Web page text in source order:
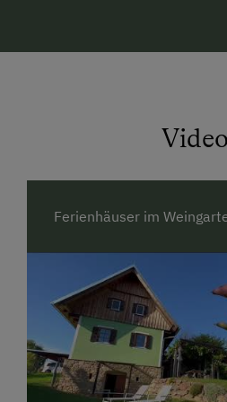
Auf Wunsch gibt es
Wir freuen uns auf unsere
Urlaubstage.
Ihre Familie Gartner
Ferienhäuser im